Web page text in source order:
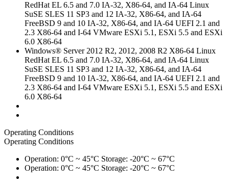
RedHat EL 6.5 and 7.0 IA-32, X86-64, and IA-64 Linux
SuSE SLES 11 SP3 and 12 IA-32, X86-64, and IA-64
FreeBSD 9 and 10 IA-32, X86-64, and IA-64 UEFI 2.1 and
2.3 X86-64 and I-64 VMware ESXi 5.1, ESXi 5.5 and ESXi
6.0 X86-64
Windows® Server 2012 R2, 2012, 2008 R2 X86-64 Linux
RedHat EL 6.5 and 7.0 IA-32, X86-64, and IA-64 Linux
SuSE SLES 11 SP3 and 12 IA-32, X86-64, and IA-64
FreeBSD 9 and 10 IA-32, X86-64, and IA-64 UEFI 2.1 and
2.3 X86-64 and I-64 VMware ESXi 5.1, ESXi 5.5 and ESXi
6.0 X86-64
Operating Conditions
Operating Conditions
Operation: 0°C ~ 45°C Storage: -20°C ~ 67°C
Operation: 0°C ~ 45°C Storage: -20°C ~ 67°C